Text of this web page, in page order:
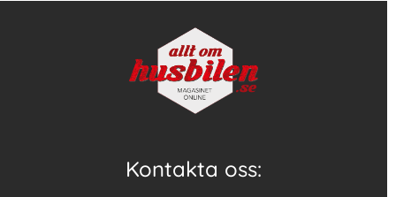
Kontakta oss: